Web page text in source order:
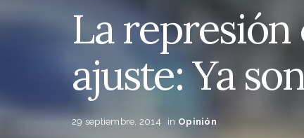
La
ajuste: Ya
29 septiembre, 2014 in Opinión